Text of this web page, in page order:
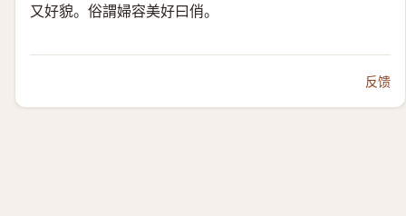
又好貌。俗謂婦容美好曰俏。
反馈